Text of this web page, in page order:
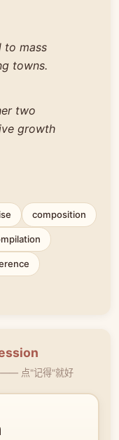
to mass
towns.
two
growth
composition
—— 点"记得"就好